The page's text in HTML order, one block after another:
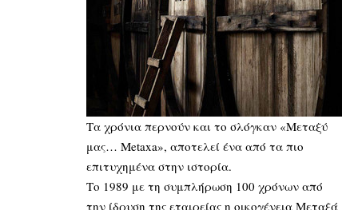
Τα χρόνια περνούν και το σλόγκαν «Μεταξύ
μας… Metaxa», αποτελεί ένα από τα πιο
επιτυχημένα στην ιστορία.
Το 1989 με τη συμπλήρωση 100 χρόνων από
την ίδρυση της εταιρείας η οικογένεια Μεταξά